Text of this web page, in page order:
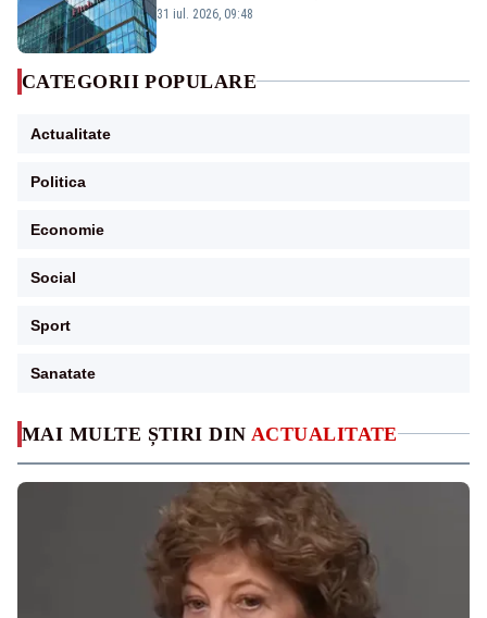
MAI MULTE ȘTIRI DIN ACTUALITATE
efectele retrogradării la categoria „junk”
31 iul. 2026, 09:48
CATEGORII POPULARE
Actualitate
Politica
Economie
Social
Sport
Sanatate